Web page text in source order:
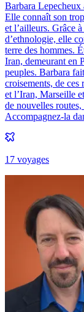
Barbara Lepecheux
Elle connaît son
et l’ailleurs. Grâce
d’ethnologie, elle
terre des hommes.
Iran, demeurant en
peuples. Barbara
croisements, de
et l’Iran, Marseille
de nouvelles
Accompagnez-la
17 voyages